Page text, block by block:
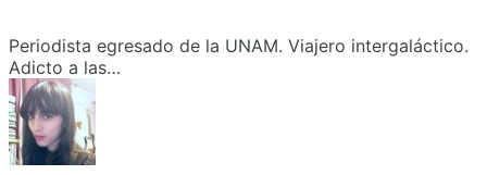
Periodista egresado de la UNAM. Viajero intergaláctico.
Adicto a las…